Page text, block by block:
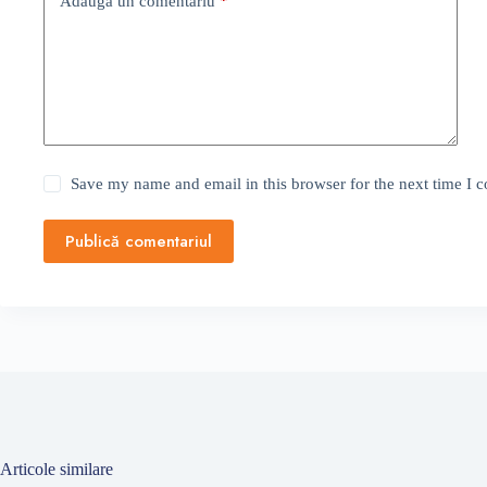
Save my name and email in this browser for the next time I
Publică comentariul
Articole similare